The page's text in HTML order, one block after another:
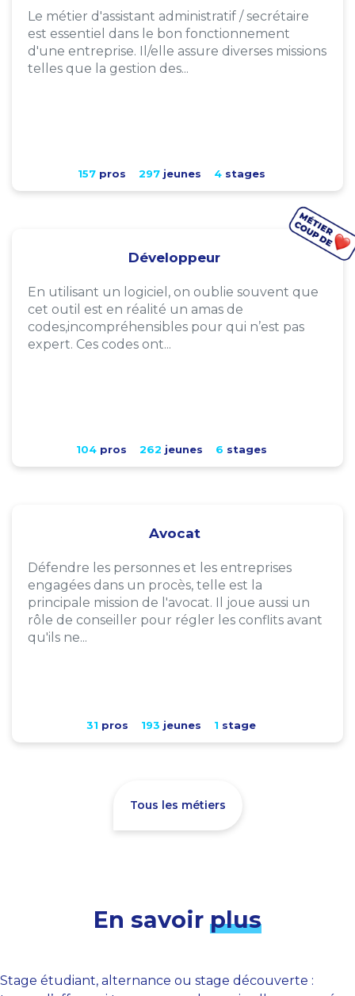
Le métier d'assistant administratif / secrétaire
est essentiel dans le bon fonctionnement
d'une entreprise. Il/elle assure diverses missions
telles que la gestion des...
157pros 297jeunes 4stages
Développeur
En utilisant un logiciel, on oublie souvent que
cet outil est en réalité un amas de
codes,incompréhensibles pour qui n’est pas
expert. Ces codes ont...
104pros 262 jeunes 6 stages
Avocat
Défendre les personnes et les entreprises
engagées dans un procès, telle est la
principale mission de l'avocat. Il joue aussi un
rôle de conseiller pour régler les conflits avant
qu'ils ne...
31 pros 193 jeunes 1 stage
Tous les métiers
En savoir plus
Stage étudiant, alternance ou stage découverte :